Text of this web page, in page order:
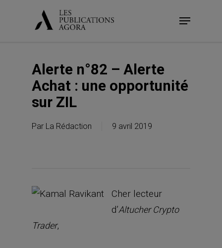
Menu
Alerte n°82 – Alerte
Achat : une opportunité
sur ZIL
Par La Rédaction 9 avril 2019
Cher lecteur
d’Altucher Crypto
Trader,